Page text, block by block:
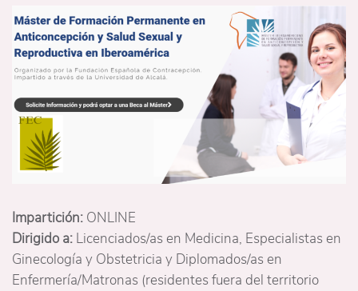
Impartición: ONLINE
Dirigido a: Licenciados/as en Medicina, Especialistas en
Ginecología y Obstetricia y Diplomados/as en
Enfermería/Matronas (residentes fuera del territorio